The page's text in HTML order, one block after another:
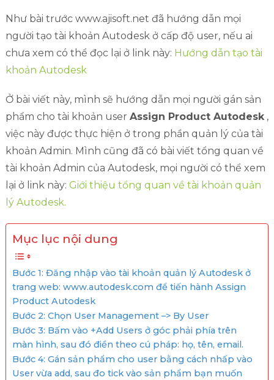
Như bài trước www.ajisoft.net đã hướng dẫn mọi
người tạo tài khoản Autodesk ở cấp độ user, nếu ai
chưa xem có thể đọc lại ở link này: Hướng dẫn tạo tài
khoản Autodesk
Ở bài viết này, mình sẽ hướng dẫn mọi người gán sản
phẩm cho tài khoản user Assign Product Autodesk,
việc này được thực hiện ở trong phần quản lý của tài
khoản Admin. Mình cũng đã có bài viết tổng quan về
tài khoản Admin của Autodesk, mọi người có thể xem
lại ở link này: Giới thiệu tổng quan về tài khoản quản
lý Autodesk.
Mục lục nội dung
Bước 1: Đăng nhập vào tài khoản quản lý Autodesk ở
trang web: www.autodesk.com để tiến hành Assign
Product Autodesk
Bước 2: Chọn User Management –> By User
Bước 3: Bấm vào +Add Users ở góc phải phía trên
màn hình, sau đó điền theo cú pháp: họ, tên, email.
Bước 4: Gán sản phẩm cho user bằng cách nhấp vào
User vừa add, sau đo tick vào sản phẩm bạn muốn